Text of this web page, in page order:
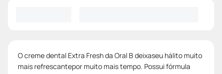
O creme dental Extra Fresh da Oral B deixaseu hálito muito
mais refrescantepor muito mais tempo. Possui fórmula